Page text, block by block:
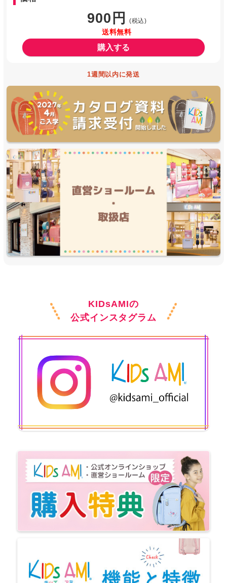
900円 (税込)
送料無料
購入する
1週間以内に発送
KIDsAMIの
公式インスタグラム